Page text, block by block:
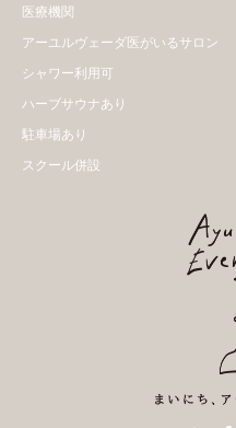
医療機関
アーユルヴェーダ医がいるサロン
シャワー利用可
ハーブサウナあり
駐車場あり
スクール併設